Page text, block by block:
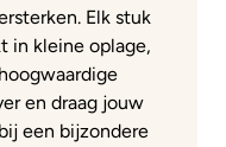
Elk stuk
in kleine oplage,
en draag jouw
een bijzondere